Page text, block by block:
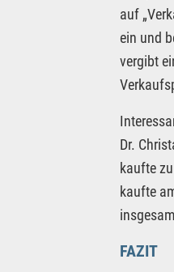
auf
ein und
vergibt
Dr.
kaufte
kaufte
FAZIT